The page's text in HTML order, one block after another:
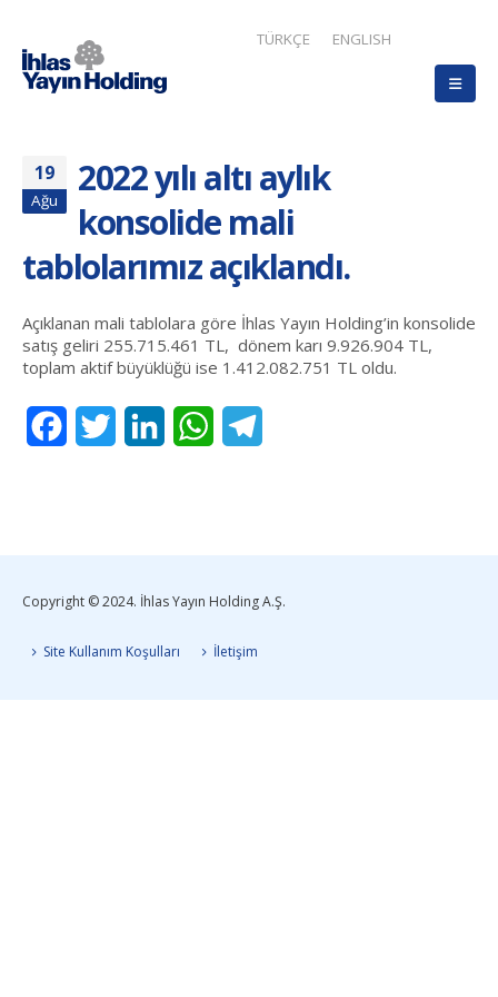
TÜRKÇE ENGLISH
19
Ağu
2022 yılı altı aylık
konsolide mali
tablolarımız açıklandı.
Açıklanan mali tablolara göre İhlas Yayın Holding’in konsolide
satış geliri 255.715.461 TL, dönem karı 9.926.904 TL,
toplam aktif büyüklüğü ise 1.412.082.751 TL oldu.
FacebookTwitter LinkedInWhatsApp
Copyright © 2024. İhlas Yayın Holding A.Ş.
Site Kullanım Koşulları İletişim